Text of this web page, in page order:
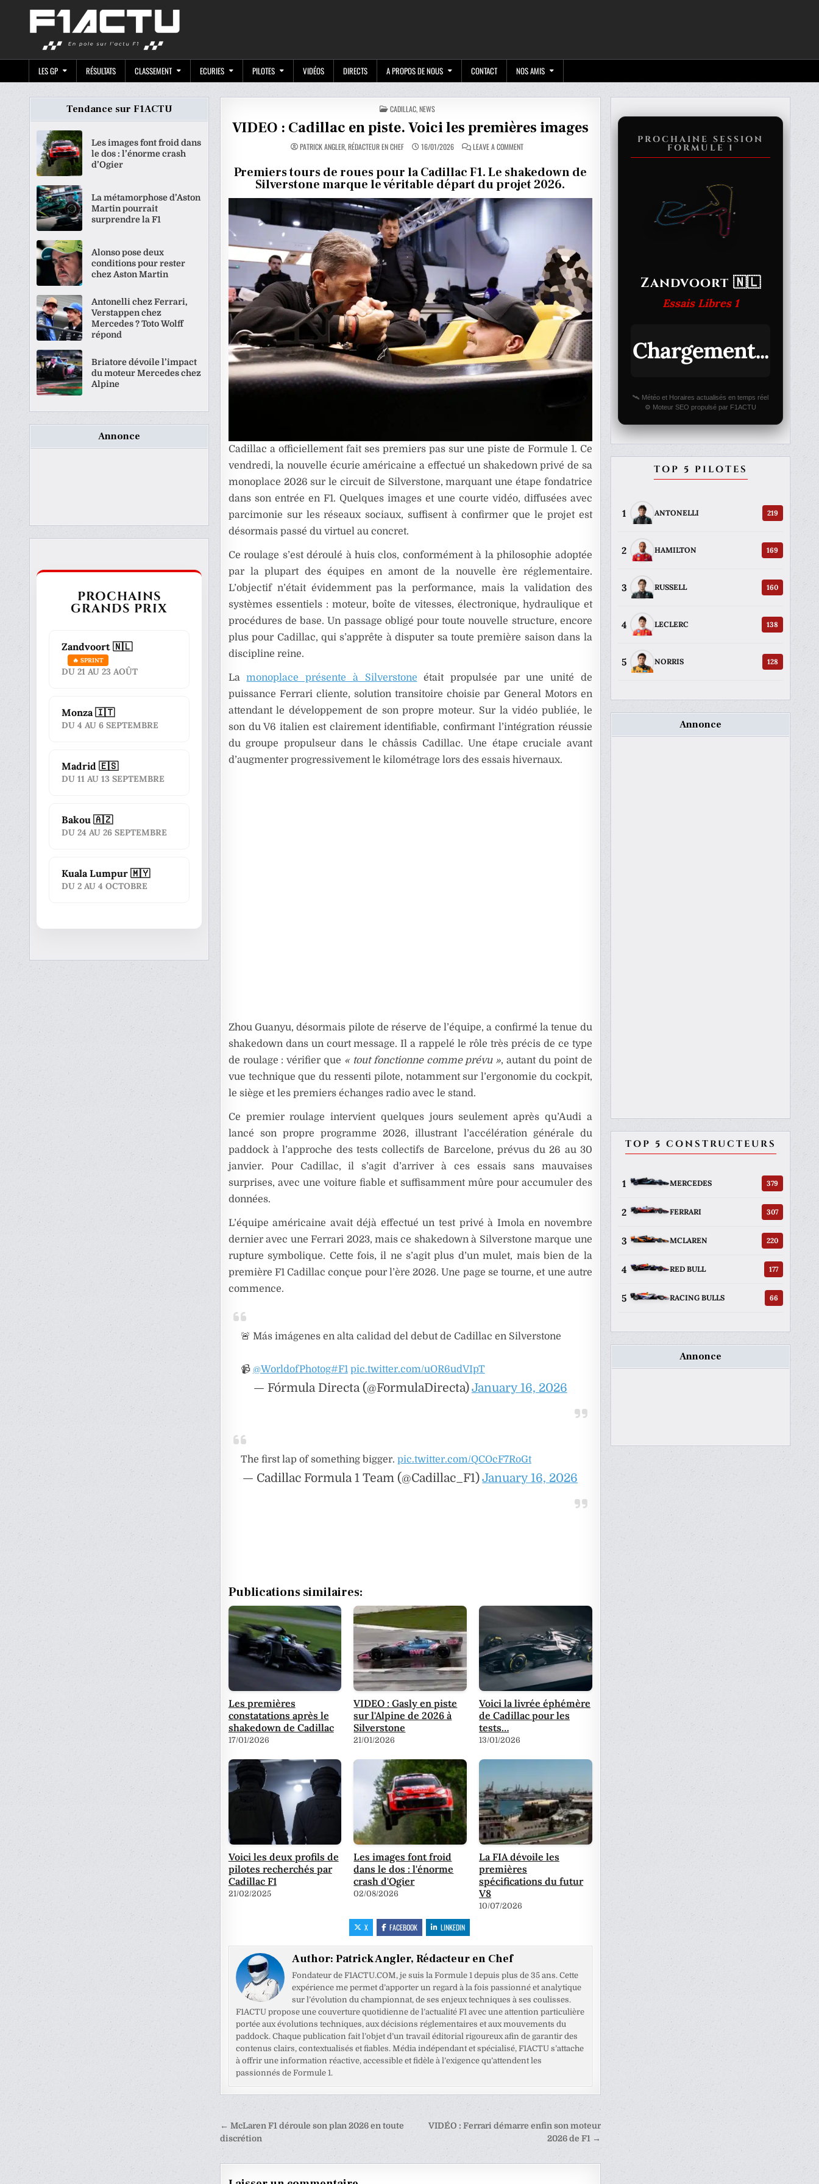
LES GP RÉSULTATS CLASSEMENT ECURIES PILOTES VIDÉOS DIRECTS A PROPOS DE NOUS CONTACT NOS AMIS
POSTED
IN
CADILLAC,NEWS
VIDEO : Cadillac en piste. Voici les premières images
PATRICK ANGLER, RÉDACTEUR EN CHEF 16/01/2026 LEAVE A COMMENTON
CADILLAC
EN
PISTE.
VOICI
LES
PREMIÈRES
IMAGES
Premiers tours de roues pour la Cadillac F1. Le shakedown de
Silverstone marque le véritable départ du projet 2026.
Cadillac a officiellement fait ses premiers pas sur une piste de Formule 1. Ce
vendredi, la nouvelle écurie américaine a effectué un shakedown privé de sa
monoplace 2026 sur le circuit de Silverstone, marquant une étape fondatrice
dans son entrée en F1. Quelques images et une courte vidéo, diffusées avec
parcimonie sur les réseaux sociaux, suffisent à confirmer que le projet est
désormais passé du virtuel au concret.
Ce roulage s’est déroulé à huis clos, conformément à la philosophie adoptée
par la plupart des équipes en amont de la nouvelle ère réglementaire.
L’objectif n’était évidemment pas la performance, mais la validation des
systèmes essentiels : moteur, boîte de vitesses, électronique, hydraulique et
procédures de base. Un passage obligé pour toute nouvelle structure, encore
plus pour Cadillac, qui s’apprête à disputer sa toute première saison dans la
discipline reine.
Lamonoplace présente à Silverstone était propulsée par une unité de
puissance Ferrari cliente, solution transitoire choisie par General Motors en
attendant le développement de son propre moteur. Sur la vidéo publiée, le
son du V6 italien est clairement identifiable, confirmant l’intégration réussie
du groupe propulseur dans le châssis Cadillac. Une étape cruciale avant
d’augmenter progressivement le kilométrage lors des essais hivernaux.
Zhou Guanyu, désormais pilote de réserve de l’équipe, a confirmé la tenue du
shakedown dans un court message. Il a rappelé le rôle très précis de ce type
de roulage : vérifier que « tout fonctionne comme prévu », autant du point de
vue technique que du ressenti pilote, notamment sur l’ergonomie du cockpit,
le siège et les premiers échanges radio avec le stand.
Ce premier roulage intervient quelques jours seulement après qu’Audi a
lancé son propre programme 2026, illustrant l’accélération générale du
paddock à l’approche des tests collectifs de Barcelone, prévus du 26 au 30
janvier. Pour Cadillac, il s’agit d’arriver à ces essais sans mauvaises
surprises, avec une voiture fiable et suffisamment mûre pour accumuler des
données.
L’équipe américaine avait déjà effectué un test privé à Imola en novembre
dernier avec une Ferrari 2023, mais ce shakedown à Silverstone marque une
rupture symbolique. Cette fois, il ne s’agit plus d’un mulet, mais bien de la
première F1 Cadillac conçue pour l’ère 2026. Une page se tourne, et une autre
commence.
🚨 Más imágenes en alta calidad del debut de Cadillac en Silverstone
📹 @WorldofPhotog#F1 pic.twitter.com/uOR6udVIpT
— Fórmula Directa (@FormulaDirecta)January 16, 2026
The first lap of something bigger. pic.twitter.com/QCOcF7RoGt
— Cadillac Formula 1 Team (@Cadillac_F1)January 16, 2026
Publications similaires:
Les premières
constatations après le
shakedown de Cadillac
17/01/2026
VIDEO : Gasly en piste
sur l'Alpine de 2026 à
Silverstone
21/01/2026
Voici la livrée éphémère
de Cadillac pour les
tests…
13/01/2026
Voici les deux profils de
pilotes recherchés par
Cadillac F1
21/02/2025
Les images font froid
dans le dos : l'énorme
crash d'Ogier
02/08/2026
La FIA dévoile les
premières
spécifications du futur
V8
10/07/2026
X FACEBOOK LINKEDIN
Author: Patrick Angler, Rédacteur en Chef
Fondateur de F1ACTU.COM, je suis la Formule 1 depuis plus de 35 ans. Cette
expérience me permet d’apporter un regard à la fois passionné et analytique
sur l’évolution du championnat, de ses enjeux techniques à ses coulisses.
F1ACTU propose une couverture quotidienne de l’actualité F1 avec une attention particulière
portée aux évolutions techniques, aux décisions réglementaires et aux mouvements du
paddock. Chaque publication fait l’objet d’un travail éditorial rigoureux afin de garantir des
contenus clairs, contextualisés et fiables. Média indépendant et spécialisé, F1ACTU s’attache
à offrir une information réactive, accessible et fidèle à l’exigence qu’attendent les
passionnés de Formule 1.
Navigation
de
l’article
VIDÉO : Ferrari démarre enfin son moteur
2026 de F1 →
← McLaren F1 déroule son plan 2026 en toute
discrétion
Tendance sur F1ACTU
Les images font froid dans
le dos : l’énorme crash
d’Ogier
La métamorphose d’Aston
Martin pourrait
surprendre la F1
Alonso pose deux
conditions pour rester
chez Aston Martin
Antonelli chez Ferrari,
Verstappen chez
Mercedes ? Toto Wolff
répond
Briatore dévoile l’impact
du moteur Mercedes chez
Alpine
Annonce
PROCHAINS
GRANDS PRIX
Zandvoort 🇳🇱
🔥 SPRINT
DU 21 AU 23 AOÛT
Monza 🇮🇹
DU 4 AU 6 SEPTEMBRE
Madrid 🇪🇸
DU 11 AU 13 SEPTEMBRE
Bakou 🇦🇿
DU 24 AU 26 SEPTEMBRE
Kuala Lumpur 🇲🇾
DU 2 AU 4 OCTOBRE
PROCHAINE SESSION
FORMULE 1
Zandvoort 🇳🇱
Essais Libres 1
Chargement...
🛰️ Météo et Horaires actualisés en temps réel
⚙️ Moteur SEO propulsé par F1ACTU
TOP 5 PILOTES
1 ANTONELLI 219
2 HAMILTON 169
3 RUSSELL 160
4 LECLERC 138
5 NORRIS 128
Annonce
TOP 5 CONSTRUCTEURS
1 MERCEDES 379
2 FERRARI 307
3 MCLAREN 220
4 RED BULL 177
5 RACING BULLS 66
Annonce